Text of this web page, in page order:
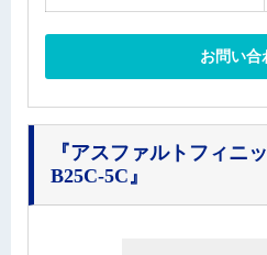
お問い合
『アスファルトフィニ
B25C-5C』